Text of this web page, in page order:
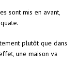
sont mis en avant,
plutôt que dans
une maison va